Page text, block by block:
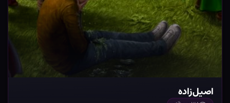
اصیل‌زاده